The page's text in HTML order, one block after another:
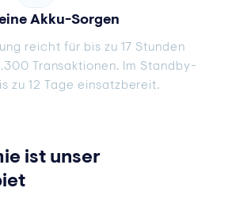
Akku-Sorgen
reicht für bis zu 17 Stunden
Transaktionen. Im Standby-
zu 12 Tage einsatzbereit.
ist unser